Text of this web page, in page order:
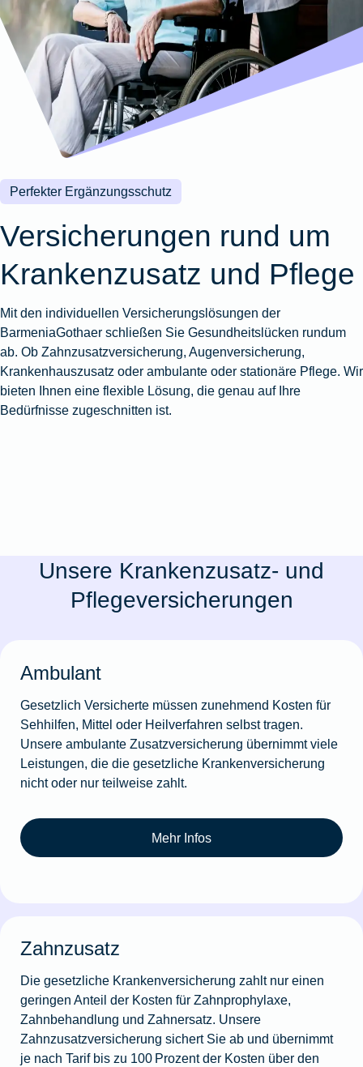
Wohnungsschutzbrief
Zur
Produktübersicht
Gewässerschadenhaftpflicht
Zur
Produktübersicht
Zur
Produktübersicht
Reisehaftpflichtversicherung
Reiserücktrittsversicherung
Zur
Produktübersicht
Zur
Produktübersicht
Zur
Produktübersicht
Zur
Produktübersicht
Montageversicherung
Zur
Produktübersicht
Gruppenunfall für
Betriebe
Gruppenunfall für
Vereine
Produktübersicht
Kunstversicherung
Ausstellungsversicherung
Valorenversicherung
Oldtimersammlungsversicherung
Zur
Perfekter Ergänzungsschutz
Versicherungen rund um
Krankenzusatz und Pflege
Mit den individuellen Versicherungslösungen der
BarmeniaGothaer schließen Sie Gesundheitslücken rundum
ab. Ob Zahnzusatzversicherung, Augenversicherung,
Krankenhauszusatz oder ambulante oder stationäre Pflege. Wir
bieten Ihnen eine flexible Lösung, die genau auf Ihre
Bedürfnisse zugeschnitten ist.
Unsere Krankenzusatz- und
Pflegeversicherungen
Ambulant
Gesetzlich Versicherte müssen zunehmend Kosten für
Sehhilfen, Mittel oder Heilverfahren selbst tragen.
Unsere ambulante Zusatzversicherung über­nimmt viele
Leistungen, die die gesetzliche Krankenversicherung
nicht oder nur teilweise zahlt.
Mehr Infos
Zahnzusatz
Die gesetzliche Krankenversicherung zahlt nur einen
geringen Anteil der Kosten für Zahnprophylaxe,
Zahnbehandlung und Zahnersatz. Unsere
Zahnzusatzversicherung sichert Sie ab und übernimmt
je nach Tarif bis zu 100 Prozent der Kosten über den